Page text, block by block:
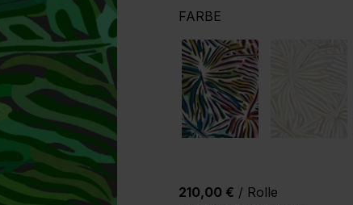
FARBEAUSWÄHLEN
210,00 € / Rolle